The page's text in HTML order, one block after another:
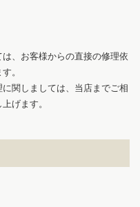
、お客様からの直接の修理依
。
関しましては、当店までご相
げます。